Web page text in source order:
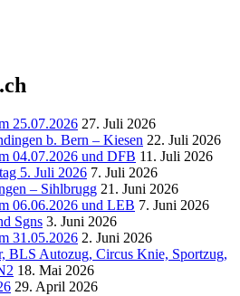
25.07.2026 27. Juli 2026
b. Bern – Kiesen 22. Juli 2026
04.07.2026 und DFB 11. Juli 2026
5. Juli 2026 7. Juli 2026
– Sihlbrugg 21. Juni 2026
06.06.2026 und LEB 7. Juni 2026
Sgns 3. Juni 2026
31.05.2026 2. Juni 2026
BLS Autozug, Circus Knie, Sportzug,
18. Mai 2026
29. April 2026